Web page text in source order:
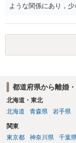
ような関係にあり，
ことを窺わせるもの
よいと思います。 た
いとして，この点を
今後のことを考えて
う。慰謝料請求とし
値と夫との関係との
いるのであれば，ど
の見極めや，相手方は
定しているのかによっ
都道府県から離婚
北海道・東北
北海道
青森県 岩手県
関東
東京都
神奈川県 千葉